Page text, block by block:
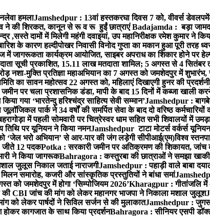
हमलाJamshedpur : 13वां हस्तकरघा दिवस 7 को, वीवर्स
ने की शिरकत, कानून से रू व रू हुईं छात्राएंBadajamda : बड़ा
दामों में मिलेगी महंगी दवाइयां, उप महानिरीक्षक रमेश कुमार ने
के कारण हल्दीपोखर निवासी विनोद गुप्ता का मकान हुआ पूरी तरह
जागरूकता कार्यक्रम आयोजित, साइबर अपराध का शिकार होने पर
सूची प्रकाशित, 15.11 लाख मतदाता शामिल; 5 अगस्त से 4 सितंबर
नशा-मुक्ति प्रतिज्ञा महाअभियान का 7 अगस्त को जमशेदपुर में शुभारंभ,
का सावन महोत्सव 22 अगस्त को, महिलाएं दिखाएगी हुनर की प्रदर्शनी
पर चला प्रशासनिक डंडा, मापी के बाद 15 दिनों में कब्जा खाली
गया ‘भारतेन्दु हरिश्चंद्र साहित्य सेवी सम्मान’Jamshedpur :
पार्क ने 34 वर्षों की समर्पित सेवा के बाद दो वरिष्ठ कर्मचारियों
में पहली सोमवारी पर चित्रेस्वर धाम सहित सभी शिवालयों में
पर यूनियन ने किया नमनJamshedpur टाटा मोटर्स वर्कर्स
‘जेल भरो अभियान’ से आर-पार की जंग लड़ेगी सीपीआई(एम)विश्व
जीते 12 पदकPotka : सरकारी जमीन पर अतिक्रमण की शिकायत,
ने किया जागरूकBahragora : कस्तुरबा की छात्राओं ने समझा
जुलूस निकाल जताई नाराजगीJamshedpur : पहाड़ी वाले बाबा
समारोह, कजरी और सांस्कृतिक प्रस्तुतियों ने बांधा समां
को जमशेदपुर में होगा ‘सिम्पोजियम 2026’Kharagpur : गीतांजलि में
CBI जांच की मांग को लेकर महानगर भाजपा ने निकाला मशाल जुलूश
को लेकर पार्षदों ने सिविल सर्जन से की मुलाकातJamshedpur :
होकर कागजात के साथ किया प्रदर्शनBahragora : सीनियर एसपी